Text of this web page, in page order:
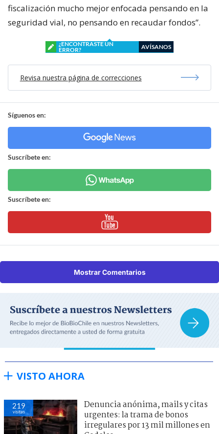
fiscalización mucho mejor enfocada pensando en la
seguridad vial, no pensando en recaudar fondos”.
¿ENCONTRASTE UN
ERROR?
AVÍSANOS
Revisa nuestra página de correcciones
Síguenos en:
Suscríbete en:
Suscríbete en:
Mostrar Comentarios
VISTO AHORA
219
visitas
Denuncia anónima, mails y citas
urgentes: la trama de bonos
irregulares por 13 mil millones en